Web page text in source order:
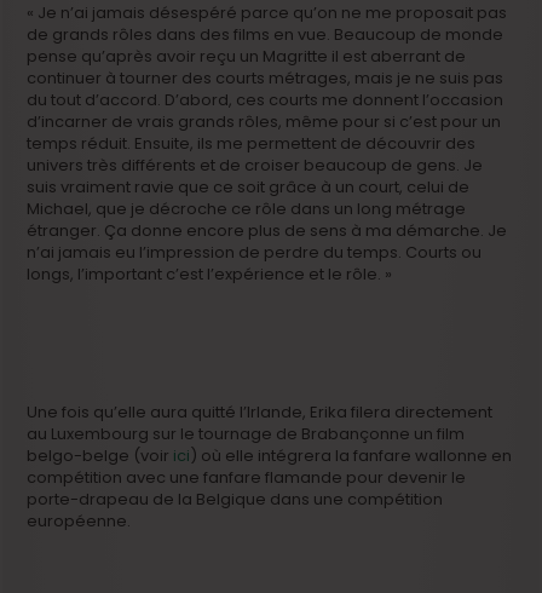
« Je n’ai jamais désespéré parce qu’on ne me proposait pas
de grands rôles dans des films en vue. Beaucoup de monde
pense qu’après avoir reçu un Magritte il est aberrant de
continuer à tourner des courts métrages, mais je ne suis pas
du tout d’accord. D’abord, ces courts me donnent l’occasion
d’incarner de vrais grands rôles, même pour si c’est pour un
temps réduit. Ensuite, ils me permettent de découvrir des
univers très différents et de croiser beaucoup de gens. Je
suis vraiment ravie que ce soit grâce à un court, celui de
Michael, que je décroche ce rôle dans un long métrage
étranger. Ça donne encore plus de sens à ma démarche. Je
n’ai jamais eu l’impression de perdre du temps. Courts ou
longs, l’important c’est l’expérience et le rôle. »
Une fois qu’elle aura quitté l’Irlande, Erika filera directement
au Luxembourg sur le tournage de Brabançonne un film
belgo-belge (voir ici) où elle intégrera la fanfare wallonne en
compétition avec une fanfare flamande pour devenir le
porte-drapeau de la Belgique dans une compétition
européenne.